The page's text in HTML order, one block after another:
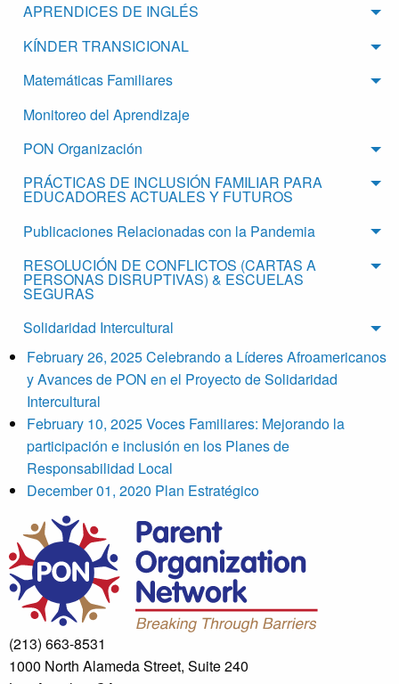
APRENDICES DE INGLÉS
KÍNDER TRANSICIONAL
Matemáticas Familiares
Monitoreo del Aprendizaje
PON Organización
PRÁCTICAS DE INCLUSIÓN FAMILIAR PARA
EDUCADORES ACTUALES Y FUTUROS
Publicaciones Relacionadas con la Pandemia
RESOLUCIÓN DE CONFLICTOS (CARTAS A
PERSONAS DISRUPTIVAS) & ESCUELAS
SEGURAS
Solidaridad Intercultural
February 26, 2025Celebrando a Líderes Afroamericanos
y Avances de PON en el Proyecto de Solidaridad
Intercultural
February 10, 2025Voces Familiares: Mejorando la
participación e inclusión en los Planes de
Responsabilidad Local
December 01, 2020 Plan Estratégico
(213) 663-8531
1000 North Alameda Street, Suite 240